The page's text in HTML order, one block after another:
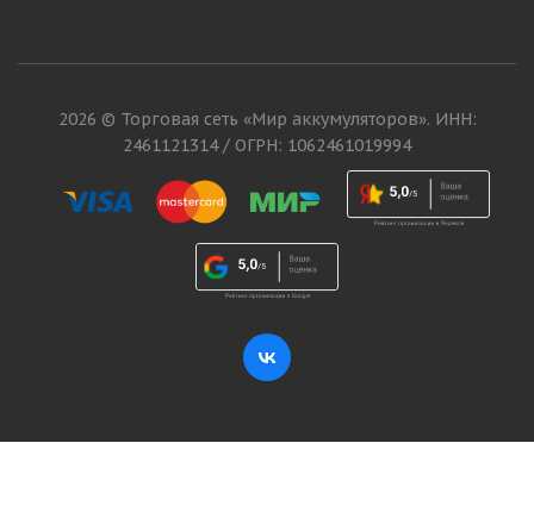
2026 © Торговая сеть «Мир аккумуляторов». ИНН:
2461121314 / ОГРН: 1062461019994